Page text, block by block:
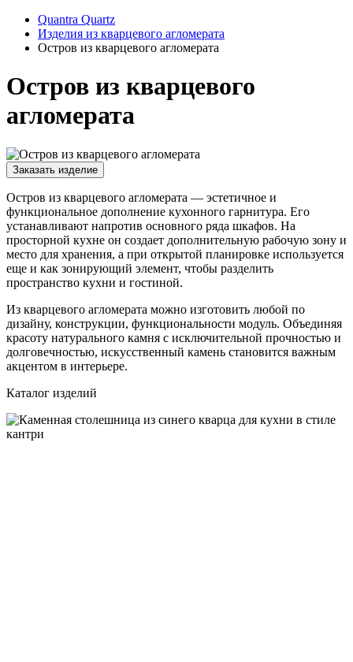
Quantra Quartz
Изделия из кварцевого агломерата
Остров из кварцевого агломерата
Остров из кварцевого
агломерата
Заказать изделие
Остров из кварцевого агломерата — эстетичное и
функциональное дополнение кухонного гарнитура. Его
устанавливают напротив основного ряда шкафов. На
просторной кухне он создает дополнительную рабочую зону и
место для хранения, а при открытой планировке используется
еще и как зонирующий элемент, чтобы разделить
пространство кухни и гостиной.
Из кварцевого агломерата можно изготовить любой по
дизайну, конструкции, функциональности модуль. Объединяя
красоту натурального камня с исключительной прочностью и
долговечностью, искусственный камень становится важным
акцентом в интерьере.
Каталог изделий